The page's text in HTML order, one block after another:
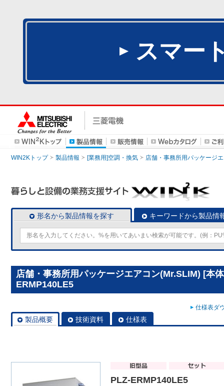
スマー
WIN2Kトップ 製品情報 [業務用]空調・換気 店舗・事務所用パッケージ
形名から製品情報を探す キーワードから製品情
店舗・事務所用パッケージエアコン(Mr.SLIM) [本
ERMP140LE5
仕様表ダ
製品概要 技術資料 仕様表
PLZ-ERMP140LE5